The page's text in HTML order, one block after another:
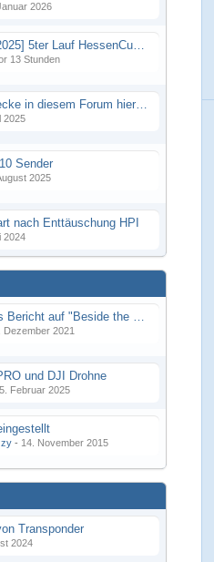
2026
[13.06.-15.06.2025] 5ter Lauf HessenCup OR8 / OR8E 2025 beim MSC Ober-Mörlen e.V.
13 Stunden
Eure neue Strecke in diesem Forum hier posten
2025
Sender
2025
nach Enttäuschung HPI
2024
Renn / Erlebnis Bericht auf "Beside the Race"
Dezember 2021
und DJI Drohne
Februar 2025
- 14. November 2015
Transponder
2024